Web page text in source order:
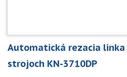
Automatická rezacia linka
strojoch KN-3710DP